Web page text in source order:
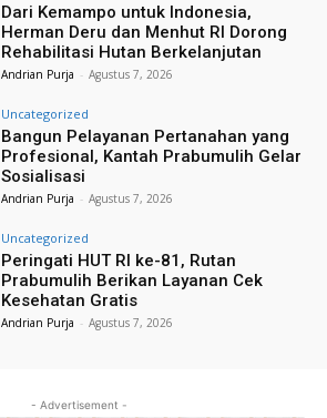
Dari Kemampo untuk Indonesia,
Herman Deru dan Menhut RI Dorong
Rehabilitasi Hutan Berkelanjutan
Andrian Purja - Agustus 7, 2026
Uncategorized
Bangun Pelayanan Pertanahan yang
Profesional, Kantah Prabumulih Gelar
Sosialisasi
Andrian Purja - Agustus 7, 2026
Uncategorized
Peringati HUT RI ke-81, Rutan
Prabumulih Berikan Layanan Cek
Kesehatan Gratis
Andrian Purja - Agustus 7, 2026
- Advertisement -